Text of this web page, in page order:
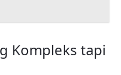
Kompleks tapi